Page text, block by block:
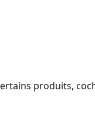
produits,